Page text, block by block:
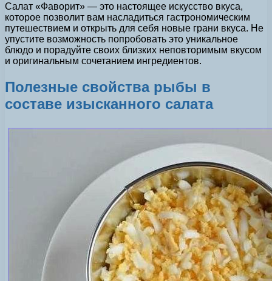
Салат «Фаворит» — это настоящее искусство вкуса,
которое позволит вам насладиться гастрономическим
путешествием и открыть для себя новые грани вкуса. Не
упустите возможность попробовать это уникальное
блюдо и порадуйте своих близких неповторимым вкусом
и оригинальным сочетанием ингредиентов.
Полезные свойства рыбы в
составе изысканного салата